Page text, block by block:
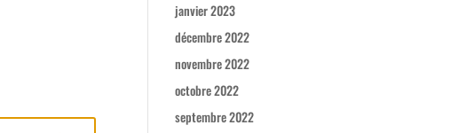
janvier 2023
décembre 2022
novembre 2022
octobre 2022
septembre 2022